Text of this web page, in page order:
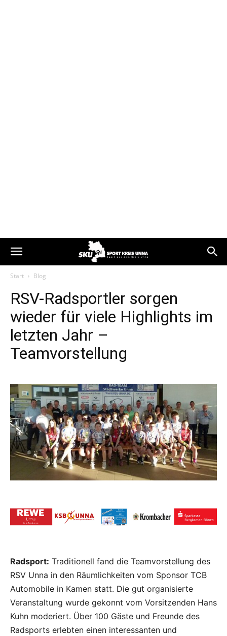
Start Blog
RSV-Radsportler sorgen
wieder für viele Highlights im
letzten Jahr –
Teamvorstellung
Radsport: Traditionell fand die Teamvorstellung des
RSV Unna in den Räumlichkeiten vom Sponsor TCB
Automobile in Kamen statt. Die gut organisierte
Veranstaltung wurde gekonnt vom Vorsitzenden Hans
Kuhn moderiert. Über 100 Gäste und Freunde des
Radsports erlebten einen interessanten und